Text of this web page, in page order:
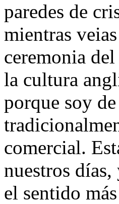
paredes de
mientras
ceremonia
la cultura
porque soy
comercial.
nuestros
el sentido